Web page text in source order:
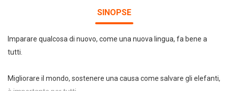
SINOPSE
Imparare qualcosa di nuovo, come una nuova lingua, fa bene a
tutti.
Migliorare il mondo, sostenere una causa come salvare gli elefanti,